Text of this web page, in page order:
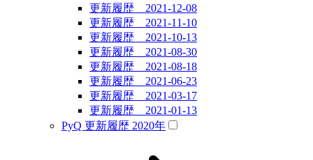
更新履歴 2021-12-08
更新履歴 2021-11-10
更新履歴 2021-10-13
更新履歴 2021-08-30
更新履歴 2021-08-18
更新履歴 2021-06-23
更新履歴 2021-03-17
更新履歴 2021-01-13
PyQ 更新履歴 2020年